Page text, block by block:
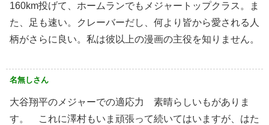
160km投げて、ホームランでもメジャートップクラス。ま
た、足も速い。クレーバーだし、何より皆から愛される人
柄がさらに良い。私は彼以上の漫画の主役を知りません。
名無しさん
大谷翔平のメジャーでの適応力 素晴らしいもがありま
す。 これに澤村もいま頑張って続いてはいますが、はた